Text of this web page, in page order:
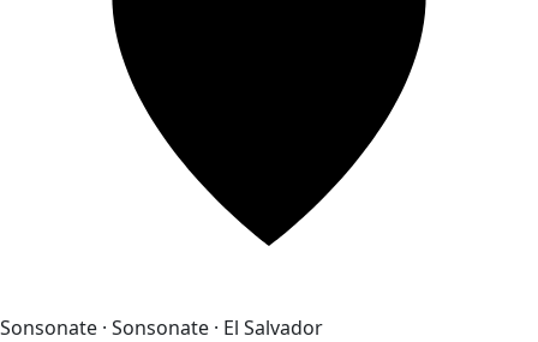
Sonsonate · Sonsonate · El Salvador